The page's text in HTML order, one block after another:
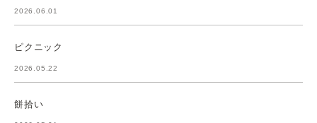
2026.06.01
ピクニック
2026.05.22
餅拾い